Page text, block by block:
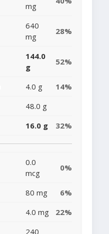
mg
640
mg
28%
144.0
g
52%
4.0 g
14%
48.0 g
16.0 g 32%
0.0
mcg
0%
80 mg
6%
4.0 mg 22%
240